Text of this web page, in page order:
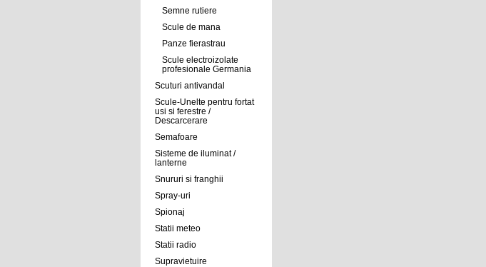
Semne rutiere
Scule de mana
Panze fierastrau
Scule electroizolate
profesionale Germania
Scuturi antivandal
Scule-Unelte pentru fortat
usi si ferestre /
Descarcerare
Semafoare
Sisteme de iluminat /
lanterne
Snururi si franghii
Spray-uri
Spionaj
Statii meteo
Statii radio
Supravietuire